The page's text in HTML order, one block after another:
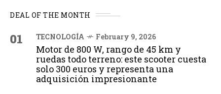
DEAL OF THE MONTH
01 TECNOLOGÍA February 9, 2026
Motor de 800 W, rango de 45 km y
ruedas todo terreno: este scooter cuesta
solo 300 euros y representa una
adquisición impresionante